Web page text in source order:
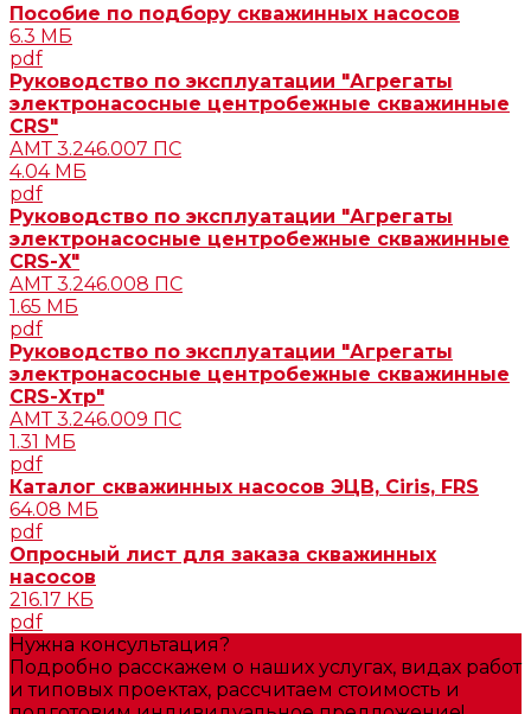
Пособие по подбору скважинных насосов
6.3 МБ
pdf
Руководство по эксплуатации "Агрегаты
электронасосные центробежные скважинные
CRS"
АМТ 3.246.007 ПС
4.04 МБ
pdf
Руководство по эксплуатации "Агрегаты
электронасосные центробежные скважинные
CRS-X"
АМТ 3.246.008 ПС
1.65 МБ
pdf
Руководство по эксплуатации "Агрегаты
электронасосные центробежные скважинные
CRS-Хтр"
АМТ 3.246.009 ПС
1.31 МБ
pdf
Каталог скважинных насосов ЭЦВ, Ciris, FRS
64.08 МБ
pdf
Опросный лист для заказа скважинных
насосов
216.17 КБ
pdf
Нужна консультация?
Подробно расскажем о наших услугах, видах работ
и типовых проектах, рассчитаем стоимость и